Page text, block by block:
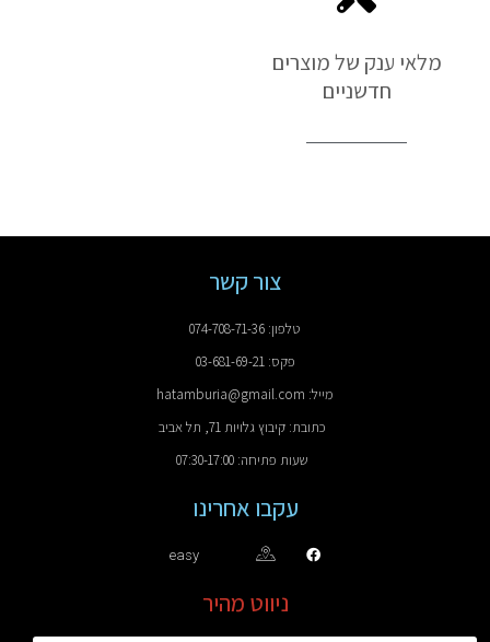
מלאי ענק של מוצרים
חדשניים
צור קשר
טלפון: 074-708-71-36
פקס: 03-681-69-21
מייל: hatamburia@gmail.com
כתובת: קיבוץ גלויות 71, תל אביב
שעות פתיחה: 07:30-17:00
עקבו אחרינו
easy
ניווט מהיר